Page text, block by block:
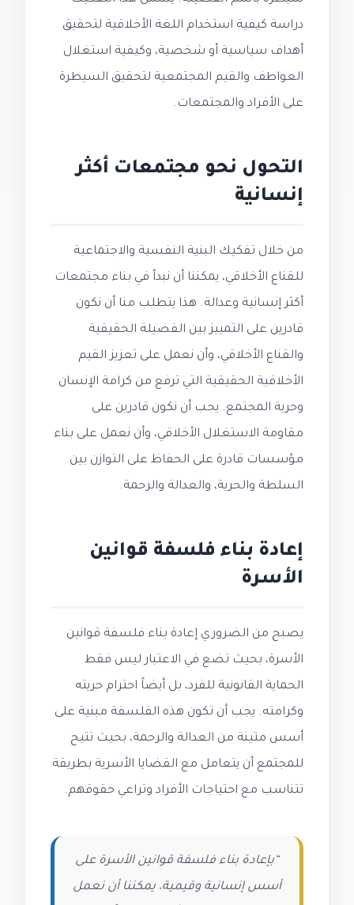
دراسة كيفية استخدام اللغة الأخلاقية لتحقيق
أهداف سياسية أو شخصية، وكيفية استغلال
العواطف والقيم المجتمعية لتحقيق السيطرة
على الأفراد والمجتمعات.
التحول نحو مجتمعات أكثر
إنسانية
من خلال تفكيك البنية النفسية والاجتماعية
للقناع الأخلاقي، يمكننا أن نبدأ في بناء مجتمعات
أكثر إنسانية وعدالة. هذا يتطلب منا أن نكون
قادرين على التمييز بين الفضيلة الحقيقية
والقناع الأخلاقي، وأن نعمل على تعزيز القيم
الأخلاقية الحقيقية التي ترفع من كرامة الإنسان
وحرية المجتمع. يجب أن نكون قادرين على
مقاومة الاستغلال الأخلاقي، وأن نعمل على بناء
مؤسسات قادرة على الحفاظ على التوازن بين
السلطة والحرية، والعدالة والرحمة.
إعادة بناء فلسفة قوانين
الأسرة
يصبح من الضروري إعادة بناء فلسفة قوانين
الأسرة، بحيث تضع في الاعتبار ليس فقط
الحماية القانونية للفرد، بل أيضاً احترام حريته
وكرامته. يجب أن تكون هذه الفلسفة مبنية على
أسس متينة من العدالة والرحمة، بحيث تتيح
للمجتمع أن يتعامل مع القضايا الأسرية بطريقة
تتناسب مع احتياجات الأفراد وتراعي حقوقهم.
“بإعادة بناء فلسفة قوانين الأسرة على
أسس إنسانية وقيمية، يمكننا أن نعمل